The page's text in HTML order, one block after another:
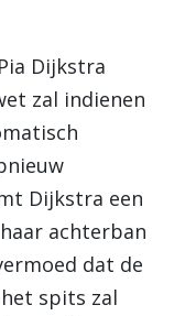
Dijkstra
zal indienen
Dijkstra een
achterban
dat de
spits zal